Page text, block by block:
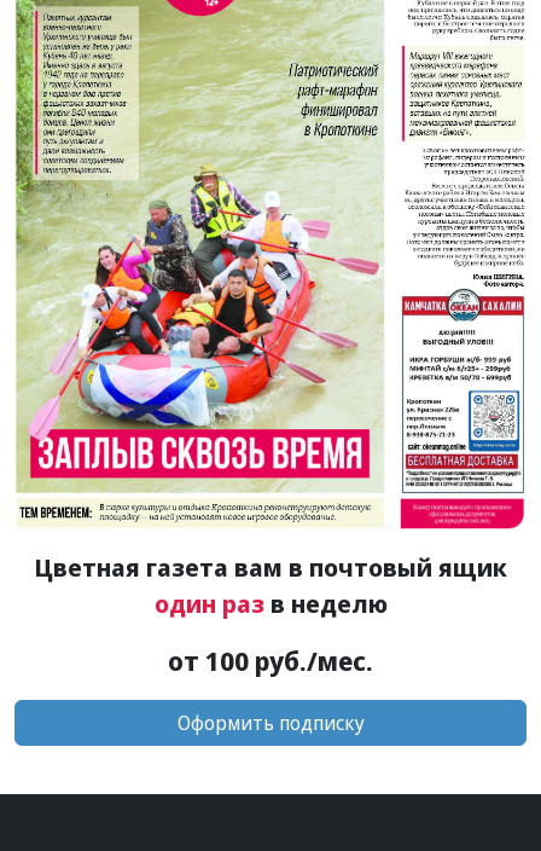
Цветная газета вам в почтовый ящик
один разв неделю
от 100 руб./мес.
Оформить подписку